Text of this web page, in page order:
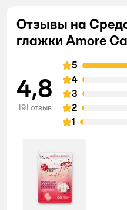
Отзывы на
глажки Amore
4,8
191 отзыв
5
4
3
2
1